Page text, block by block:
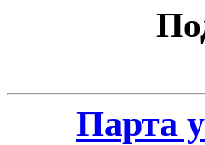
Парта